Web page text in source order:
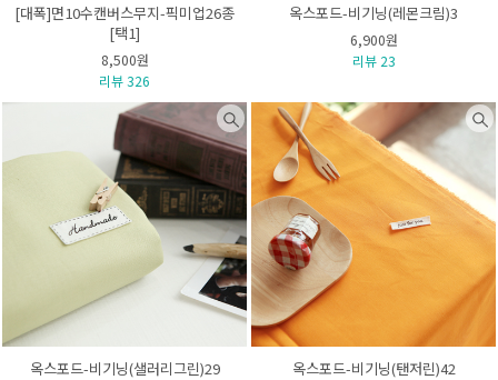
[대폭]면10수캔버스무지-픽미업26종
[택1]
8,500원
리뷰 326
옥스포드-비기닝(레몬크림)3
6,900원
리뷰 23
옥스포드-비기닝(샐러리그린)29 옥스포드-비기닝(탠저린)42